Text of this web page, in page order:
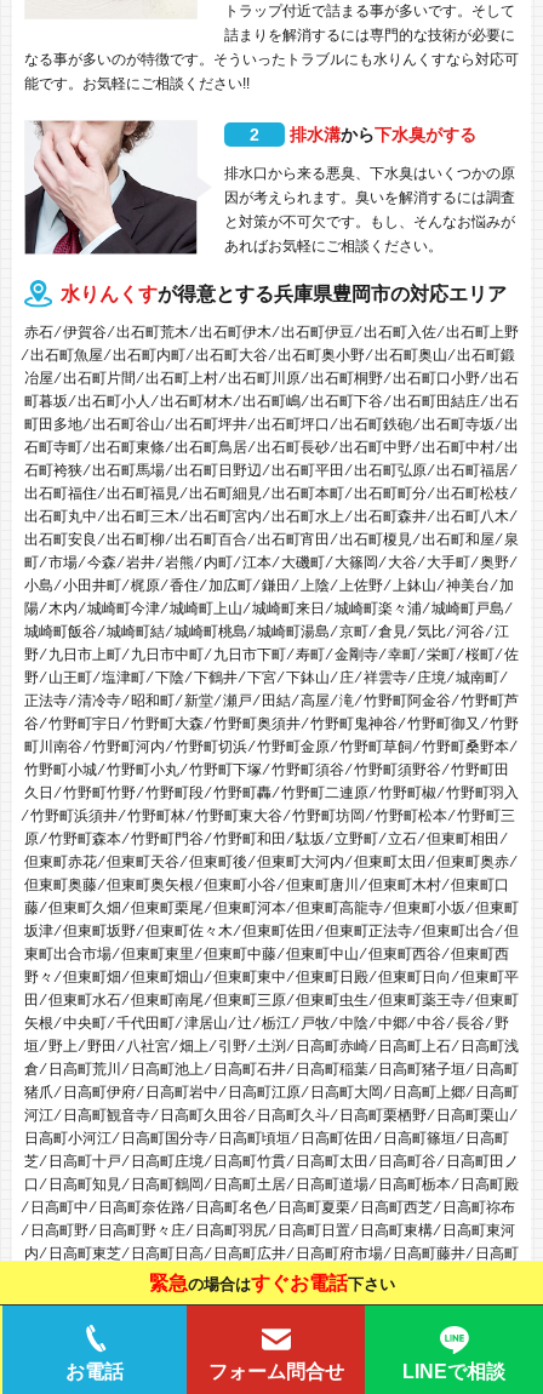
トラップ付近で詰まる事が多いです。そして
詰まりを解消するには専門的な技術が必要に
なる事が多いのが特徴です。そういったトラブルにも水りんくすなら対応可
能です。お気軽にご相談ください!!
2 排水溝から下水臭がする
排水口から来る悪臭、下水臭はいくつかの原
因が考えられます。臭いを解消するには調査
と対策が不可欠です。もし、そんなお悩みが
あればお気軽にご相談ください。
水りんくすが得意とする兵庫県豊岡市の対応エリア
赤石 ⁄ 伊賀谷 ⁄ 出石町荒木 ⁄ 出石町伊木 ⁄ 出石町伊豆 ⁄ 出石町入佐 ⁄ 出石町上野
⁄ 出石町魚屋 ⁄ 出石町内町 ⁄ 出石町大谷 ⁄ 出石町奥小野 ⁄ 出石町奥山 ⁄ 出石町鍛
冶屋 ⁄ 出石町片間 ⁄ 出石町上村 ⁄ 出石町川原 ⁄ 出石町桐野 ⁄ 出石町口小野 ⁄ 出石
町暮坂 ⁄ 出石町小人 ⁄ 出石町材木 ⁄ 出石町嶋 ⁄ 出石町下谷 ⁄ 出石町田結庄 ⁄ 出石
町田多地 ⁄ 出石町谷山 ⁄ 出石町坪井 ⁄ 出石町坪口 ⁄ 出石町鉄砲 ⁄ 出石町寺坂 ⁄ 出
石町寺町 ⁄ 出石町東條 ⁄ 出石町鳥居 ⁄ 出石町長砂 ⁄ 出石町中野 ⁄ 出石町中村 ⁄ 出
石町袴狭 ⁄ 出石町馬場 ⁄ 出石町日野辺 ⁄ 出石町平田 ⁄ 出石町弘原 ⁄ 出石町福居 ⁄
出石町福住 ⁄ 出石町福見 ⁄ 出石町細見 ⁄ 出石町本町 ⁄ 出石町町分 ⁄ 出石町松枝 ⁄
出石町丸中 ⁄ 出石町三木 ⁄ 出石町宮内 ⁄ 出石町水上 ⁄ 出石町森井 ⁄ 出石町八木 ⁄
出石町安良 ⁄ 出石町柳 ⁄ 出石町百合 ⁄ 出石町宵田 ⁄ 出石町榎見 ⁄ 出石町和屋 ⁄ 泉
町 ⁄ 市場 ⁄ 今森 ⁄ 岩井 ⁄ 岩熊 ⁄ 内町 ⁄ 江本 ⁄ 大磯町 ⁄ 大篠岡 ⁄ 大谷 ⁄ 大手町 ⁄ 奥野 ⁄
小島 ⁄ 小田井町 ⁄ 梶原 ⁄ 香住 ⁄ 加広町 ⁄ 鎌田 ⁄ 上陰 ⁄ 上佐野 ⁄ 上鉢山 ⁄ 神美台 ⁄ 加
陽 ⁄ 木内 ⁄ 城崎町今津 ⁄ 城崎町上山 ⁄ 城崎町来日 ⁄ 城崎町楽々浦 ⁄ 城崎町戸島 ⁄
城崎町飯谷 ⁄ 城崎町結 ⁄ 城崎町桃島 ⁄ 城崎町湯島 ⁄ 京町 ⁄ 倉見 ⁄ 気比 ⁄ 河谷 ⁄ 江
野 ⁄ 九日市上町 ⁄ 九日市中町 ⁄ 九日市下町 ⁄ 寿町 ⁄ 金剛寺 ⁄ 幸町 ⁄ 栄町 ⁄ 桜町 ⁄ 佐
野 ⁄ 山王町 ⁄ 塩津町 ⁄ 下陰 ⁄ 下鶴井 ⁄ 下宮 ⁄ 下鉢山 ⁄ 庄 ⁄ 祥雲寺 ⁄ 庄境 ⁄ 城南町 ⁄
正法寺 ⁄ 清冷寺 ⁄ 昭和町 ⁄ 新堂 ⁄ 瀬戸 ⁄ 田結 ⁄ 高屋 ⁄ 滝 ⁄ 竹野町阿金谷 ⁄ 竹野町芦
谷 ⁄ 竹野町宇日 ⁄ 竹野町大森 ⁄ 竹野町奥須井 ⁄ 竹野町鬼神谷 ⁄ 竹野町御又 ⁄ 竹野
町川南谷 ⁄ 竹野町河内 ⁄ 竹野町切浜 ⁄ 竹野町金原 ⁄ 竹野町草飼 ⁄ 竹野町桑野本 ⁄
竹野町小城 ⁄ 竹野町小丸 ⁄ 竹野町下塚 ⁄ 竹野町須谷 ⁄ 竹野町須野谷 ⁄ 竹野町田
久日 ⁄ 竹野町竹野 ⁄ 竹野町段 ⁄ 竹野町轟 ⁄ 竹野町二連原 ⁄ 竹野町椒 ⁄ 竹野町羽入
⁄ 竹野町浜須井 ⁄ 竹野町林 ⁄ 竹野町東大谷 ⁄ 竹野町坊岡 ⁄ 竹野町松本 ⁄ 竹野町三
原 ⁄ 竹野町森本 ⁄ 竹野町門谷 ⁄ 竹野町和田 ⁄ 駄坂 ⁄ 立野町 ⁄ 立石 ⁄ 但東町相田 ⁄
但東町赤花 ⁄ 但東町天谷 ⁄ 但東町後 ⁄ 但東町大河内 ⁄ 但東町太田 ⁄ 但東町奥赤 ⁄
但東町奥藤 ⁄ 但東町奥矢根 ⁄ 但東町小谷 ⁄ 但東町唐川 ⁄ 但東町木村 ⁄ 但東町口
藤 ⁄ 但東町久畑 ⁄ 但東町栗尾 ⁄ 但東町河本 ⁄ 但東町高龍寺 ⁄ 但東町小坂 ⁄ 但東町
坂津 ⁄ 但東町坂野 ⁄ 但東町佐々木 ⁄ 但東町佐田 ⁄ 但東町正法寺 ⁄ 但東町出合 ⁄ 但
東町出合市場 ⁄ 但東町東里 ⁄ 但東町中藤 ⁄ 但東町中山 ⁄ 但東町西谷 ⁄ 但東町西
野々 ⁄ 但東町畑 ⁄ 但東町畑山 ⁄ 但東町東中 ⁄ 但東町日殿 ⁄ 但東町日向 ⁄ 但東町平
田 ⁄ 但東町水石 ⁄ 但東町南尾 ⁄ 但東町三原 ⁄ 但東町虫生 ⁄ 但東町薬王寺 ⁄ 但東町
矢根 ⁄ 中央町 ⁄ 千代田町 ⁄ 津居山 ⁄ 辻 ⁄ 栃江 ⁄ 戸牧 ⁄ 中陰 ⁄ 中郷 ⁄ 中谷 ⁄ 長谷 ⁄ 野
垣 ⁄ 野上 ⁄ 野田 ⁄ 八社宮 ⁄ 畑上 ⁄ 引野 ⁄ 土渕 ⁄ 日高町赤崎 ⁄ 日高町上石 ⁄ 日高町浅
倉 ⁄ 日高町荒川 ⁄ 日高町池上 ⁄ 日高町石井 ⁄ 日高町稲葉 ⁄ 日高町猪子垣 ⁄ 日高町
猪爪 ⁄ 日高町伊府 ⁄ 日高町岩中 ⁄ 日高町江原 ⁄ 日高町大岡 ⁄ 日高町上郷 ⁄ 日高町
河江 ⁄ 日高町観音寺 ⁄ 日高町久田谷 ⁄ 日高町久斗 ⁄ 日高町栗栖野 ⁄ 日高町栗山 ⁄
日高町小河江 ⁄ 日高町国分寺 ⁄ 日高町頃垣 ⁄ 日高町佐田 ⁄ 日高町篠垣 ⁄ 日高町
芝 ⁄ 日高町十戸 ⁄ 日高町庄境 ⁄ 日高町竹貫 ⁄ 日高町太田 ⁄ 日高町谷 ⁄ 日高町田ノ
口 ⁄ 日高町知見 ⁄ 日高町鶴岡 ⁄ 日高町土居 ⁄ 日高町道場 ⁄ 日高町栃本 ⁄ 日高町殿
⁄ 日高町中 ⁄ 日高町奈佐路 ⁄ 日高町名色 ⁄ 日高町夏栗 ⁄ 日高町西芝 ⁄ 日高町祢布
⁄ 日高町野 ⁄ 日高町野々庄 ⁄ 日高町羽尻 ⁄ 日高町日置 ⁄ 日高町東構 ⁄ 日高町東河
内 ⁄ 日高町東芝 ⁄ 日高町日高 ⁄ 日高町広井 ⁄ 日高町府市場 ⁄ 日高町藤井 ⁄ 日高町
府中新 ⁄ 日高町堀 ⁄ 日高町松岡 ⁄ 日高町万劫 ⁄ 日高町万場 ⁄ 日高町水上 ⁄ 日高町
宵田 ⁄ 一日市 ⁄ 日撫 ⁄ 福成寺 ⁄ 福田 ⁄ 伏 ⁄ 船谷 ⁄ 船町 ⁄ 法花寺 ⁄ 三坂町 ⁄ 三原 ⁄ 宮
井 ⁄ 三宅 ⁄ 宮島 ⁄ 妙楽寺 ⁄ 目坂 ⁄ 元町 ⁄ 森 ⁄ 森尾 ⁄ 森津 ⁄ 弥栄町 ⁄ 山本 ⁄ 百合地 ⁄ 吉
井 ⁄ 六地蔵 ⁄ 若松町 ⁄
緊急の場合はすぐお電話下さい
お電話 フォーム問合せ LINEで相談